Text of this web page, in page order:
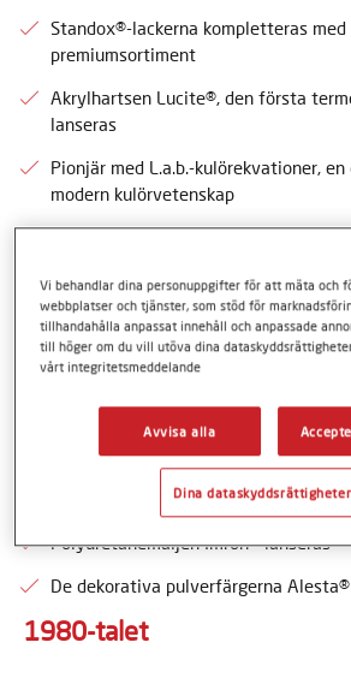
Standox®-lackerna kompletteras
premiumsortiment
Akrylhartsen Lucite®, den första
lanseras
Pionjär med L.a.b.-kulörekvationer,
modern kulörvetenskap
1960-talet
Akrylemaljen Centari® lanseras
Fusionsbondade epoxipulverfärger
rörledningar lanseras
Polyuretanemaljen Imron® lanseras
De dekorativa pulverfärgerna
1980-talet
Vi behandlar dina personuppgifter för att mäta och
webbplatser och tjänster, som stöd för
tillhandahålla anpassat innehåll och anpassade
till höger om du vill utöva dina
vårt integritetsmeddelande
Avvisa alla
Dina dataskyddsrättigheter